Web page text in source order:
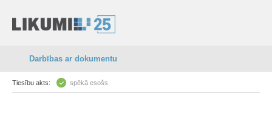
Darbības ar dokumentu
Tiesību akts: spēkā esošs